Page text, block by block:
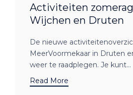
Activiteiten
Wijchen en Druten
De nieuwe
MeerVoormekaar in Druten
weer te raadplegen. Je kunt...
Read More